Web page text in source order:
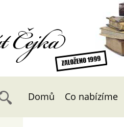
Čejka
Domů Co nabízíme